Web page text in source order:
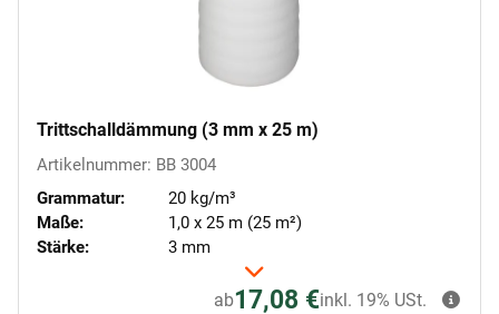
Trittschalldämmung (3 mm x 25 m)
Artikelnummer: BB 3004
Grammatur:
20 kg/m³
Maße:
1,0 x 25 m (25 m²)
Stärke:
3 mm
ab17,08 €inkl. 19% USt.